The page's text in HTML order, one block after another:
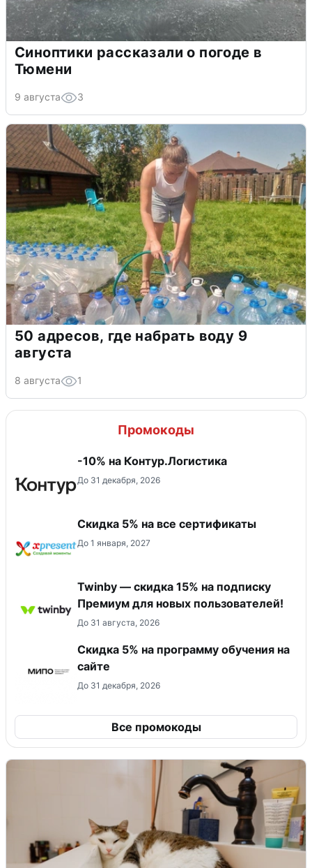
Синоптики рассказали о погоде в
Тюмени
9 августа 3
50 адресов, где набрать воду 9
августа
8 августа 1
Промокоды
-10% на Контур.Логистика
До 31 декабря, 2026
Скидка 5% на все сертификаты
До 1 января, 2027
Twinby — скидка 15% на подписку
Премиум для новых пользователей!
До 31 августа, 2026
Скидка 5% на программу обучения на
сайте
До 31 декабря, 2026
Все промокоды